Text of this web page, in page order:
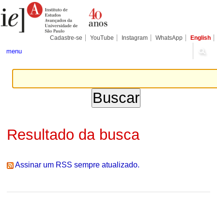
para
conteúdo.
Pessoais
Cadastre-se YouTube Instagram WhatsApp English
menu
Resultado da busca
Assinar um RSS sempre atualizado.